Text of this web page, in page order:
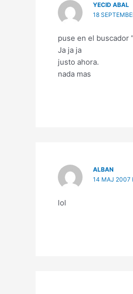
YECID ABAL
18
puse en el buscador
Ja ja ja
justo ahora.
nada mas
ALBAN
14 MAJ 2007
lol